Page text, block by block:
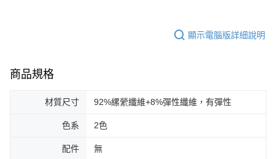
顯示電腦版詳細說明
商品規格
材質尺寸 92%縲縈纖維+8%彈性纖維，有彈性
色系 2色
配件 無